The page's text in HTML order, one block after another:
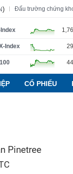
) Đấu trường chứng
Index
CỔ PHIẾU
Pinetree
khoán Lãnh đạo